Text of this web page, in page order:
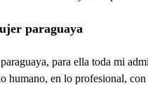
paraguaya
para ella toda mi
humano, en lo profesional,